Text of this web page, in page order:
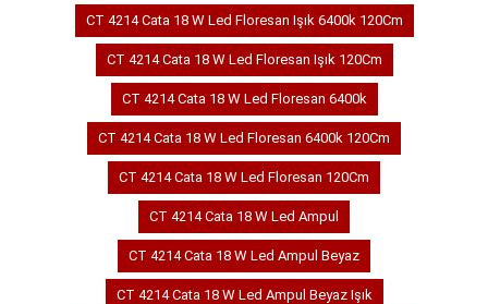
CT 4214 Cata 18 W Led Floresan Işık 6400k 120Cm
CT 4214 Cata 18 W Led Floresan Işık 120Cm
CT 4214 Cata 18 W Led Floresan 6400k
CT 4214 Cata 18 W Led Floresan 6400k 120Cm
CT 4214 Cata 18 W Led Floresan 120Cm
CT 4214 Cata 18 W Led Ampul
CT 4214 Cata 18 W Led Ampul Beyaz
CT 4214 Cata 18 W Led Ampul Beyaz Işık